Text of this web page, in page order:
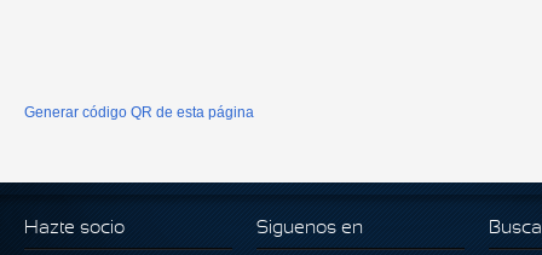
Generar código QR de esta página
Hazte socio Siguenos en